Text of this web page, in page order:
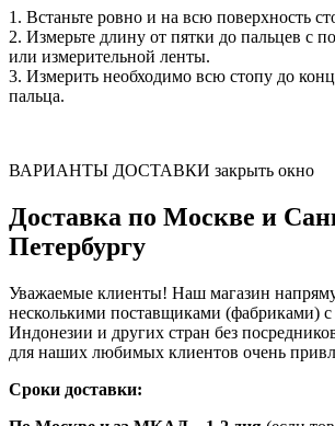
1. Встаньте ровно и на всю поверхность
2. Измерьте длину от пятки до пальцев с
или измерительной ленты.
3. Измерить необходимо всю стопу до
пальца.
ВАРИАНТЫ ДОСТАВКИ закрыть окно
Доставка по Москве и
Петербургу
Уважаемые клиенты! Наш магазин
несколькими поставщиками (фабриками) с
Индонезии и других стран без
для наших любимых клиентов очень
Сроки доставки: